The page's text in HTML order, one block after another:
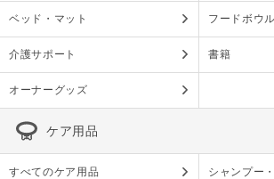
ベッド・マット フードボウ
介護サポート 書籍
オーナーグッズ
ケア用品
すべてのケア用品 シャンプー